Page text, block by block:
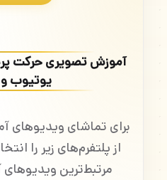
آموزش تصویری حرکت
یوتیوب و
برای تماشای ویدیوهای
از پلتفرم‌های زیر را
مرتبط‌ترین